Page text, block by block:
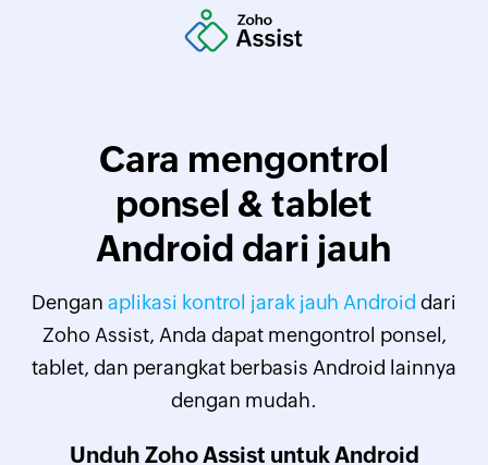
Cara mengontrol
ponsel & tablet
Android dari jauh
Dengan aplikasi kontrol jarak jauh Android dari
Zoho Assist, Anda dapat mengontrol ponsel,
tablet, dan perangkat berbasis Android lainnya
dengan mudah.
Unduh Zoho Assist untuk Android